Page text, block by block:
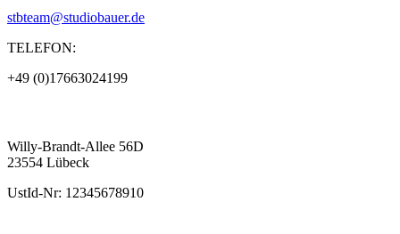
stbteam@studiobauer.de
TELEFON:
+49 (0)17663024199
Willy-Brandt-Allee 56D
23554 Lübeck
UstId-Nr: 12345678910